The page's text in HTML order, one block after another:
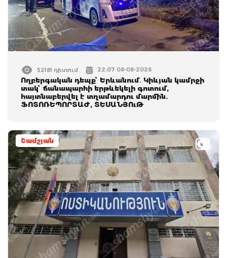
52181 դիտում 22:07 08-08-2026
Ողբերգական դեպք՝ Երևանում․ Կիևյան կամրջի
տակ՝ ճանապարհի երթևեկելի գոտում,
հայտնաբերվել է տղամարդու մարմին.
ՖՈՏՈՌԵՊՈՐՏԱԺ, ՏԵՍԱՆՅՈւԹ
Շամշյան